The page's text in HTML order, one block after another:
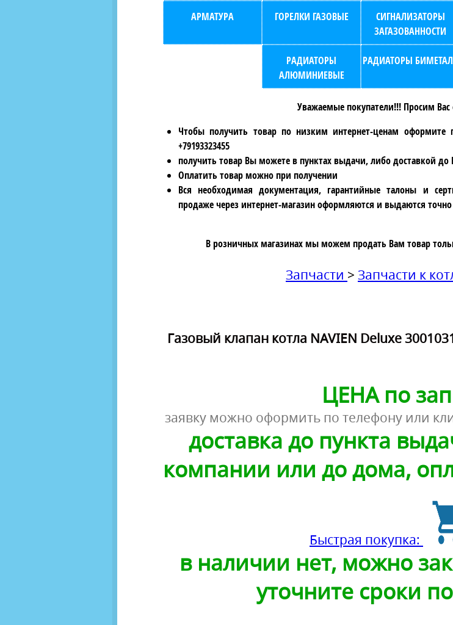
АРМАТУРА ГОРЕЛКИ ГАЗОВЫЕ
СИГНАЛИЗАТОРЫ
ЗАГАЗОВАННОСТИ
РАДИАТОРЫ
АЛЮМИНИЕВЫЕ
РАДИАТОРЫ
Уважаемые покупатели!!! Просим
Чтобы получить товар по низким интернет-ценам оформите
+79193323455
получить товар Вы можете в пунктах выдачи, либо доставкой
Оплатить товар можно при получении
Вся необходимая документация, гарантийные талоны и
продаже через интернет-магазин оформляются и выдаются
В розничных магазинах мы можем продать Вам товар
Запчасти > Запчасти к
Газовый клапан котла NAVIEN Deluxe
ЦЕНА по
заявку можно оформить по телефону или
доставка до пункта
компании или до дома,
Быстрая покупка:
в наличии нет, можно
уточните сроки